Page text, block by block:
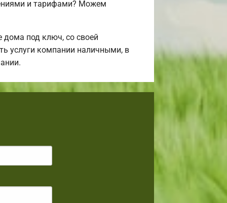
и тарифами? Можем
под ключ, со своей
услуги компании наличными, в